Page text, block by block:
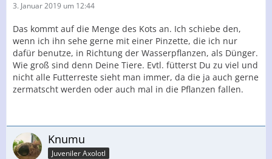
3. Januar 2019 um 12:44
Das kommt auf die Menge des Kots an. Ich schiebe den,
wenn ich ihn sehe gerne mit einer Pinzette, die ich nur
dafür benutze, in Richtung der Wasserpflanzen, als Dünger.
Wie groß sind denn Deine Tiere. Evtl. fütterst Du zu viel und
nicht alle Futterreste sieht man immer, da die ja auch gerne
zermatscht werden oder auch mal in die Pflanzen fallen.
Knumu
Juveniler Axolotl